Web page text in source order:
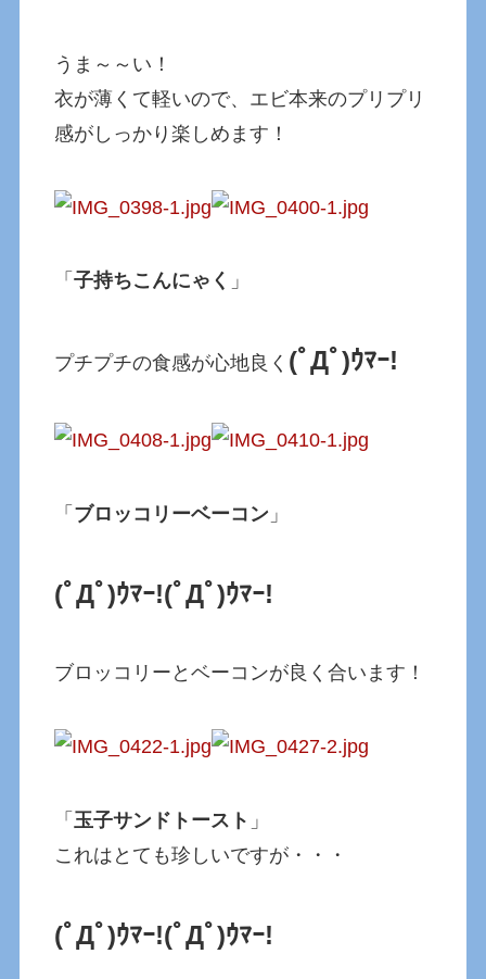
うま～～い！
衣が薄くて軽いので、エビ本来のプリプリ
感がしっかり楽しめます！
「子持ちこんにゃく 」
プチプチの食感が心地良く (ﾟДﾟ)ｳﾏｰ!
「 ブロッコリーベーコン 」
(ﾟДﾟ)ｳﾏｰ!(ﾟДﾟ)ｳﾏｰ!
ブロッコリーとベーコンが良く合います！
「玉子サンドトースト 」
これはとても珍しいですが・・・
(ﾟДﾟ)ｳﾏｰ!(ﾟДﾟ)ｳﾏｰ!